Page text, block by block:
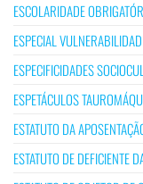
ESCOLARIDADE
ESPECIAL
ESPECIFICIDADES
ESPETÁCULOS
ESTATUTO DA
ESTATUTO DE DEFICIENTE